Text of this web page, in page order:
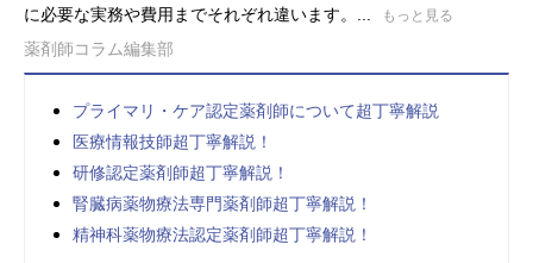
に必要な実務や費用までそれぞれ違います。...
もっと見る
薬剤師コラム編集部
プライマリ・ケア認定薬剤師について超丁寧解説
医療情報技師超丁寧解説！
研修認定薬剤師超丁寧解説！
腎臓病薬物療法専門薬剤師超丁寧解説！
精神科薬物療法認定薬剤師超丁寧解説！